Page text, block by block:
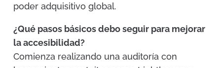
poder adquisitivo global.
¿Qué pasos básicos debo seguir para mejorar
la accesibilidad?
Comienza realizando una auditoría con